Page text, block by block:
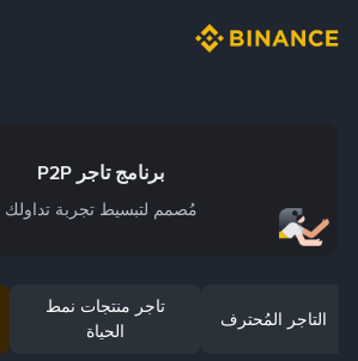
برنامج تاجر P2P
مُصمم لتبسيط تجربة تداولك
التاجر المُحترف
تاجر منتجات نمط
الحياة